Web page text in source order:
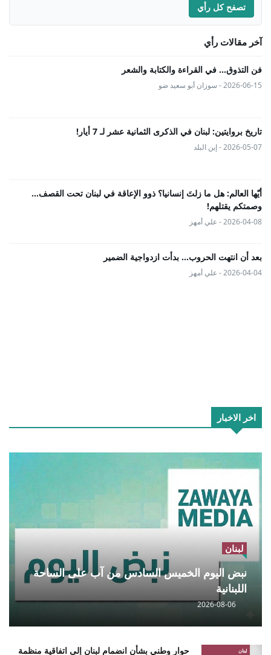
تصفح كل رأي
آخر مقالات رأي
فن التذوق... في القراءة والكتابة والشعر
2026-06-15 - سوزان أبو سعيد ضو
تاريخ بروايتين: لبنان في الذكرى الثمانية عشر لـ 7 أيار!
2026-05-07 - إبن البلد
أيّها العالم: هل ما زلتَ إنسانيا؟ ذوو الإعاقة في لبنان تحت القصف...
وصمتكم يقتلهم!
2026-04-08 - علي أمهز
بعد أن انتهت الحروب… بدأت ازدواجية الضمير
2026-04-04 - علي أمهز
اخر الاخبار
لبنان
نبض اليوم الخميس السادس من آب على الساحة
اللبنانية
2026-08-06
لبنان حوار وطني بشأن انضمام لبنان إلى اتفاقية منظمة